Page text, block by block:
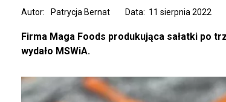
Data: 11 sierpnia 2022
Autor: Patrycja Bernat
Firma Maga Foods produkująca sałatki po
wydało MSWiA.